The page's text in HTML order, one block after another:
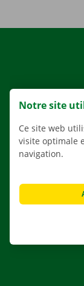
Notre site
Ce site web
visite optimale
navigation.